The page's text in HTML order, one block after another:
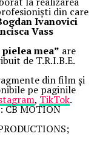
din care
Ivanovici
Vass
pielea mea” are
de T.R.I.B.E.
din film și
pe paginile
, TikTok.
CB MOTION